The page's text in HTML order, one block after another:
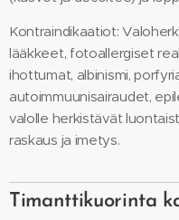
Kontraindikaatiot:
lääkkeet, fotoallergiset
ihottumat, albinismi,
autoimmuunisairaudet,
valolle herkistävät
raskaus ja imetys.
Timanttikuorinta